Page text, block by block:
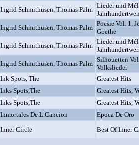
Ingrid Schmithüsen, Thomas Palm
Lieder und
Ingrid Schmithüsen, Thomas Palm
Poesie Vol. 1,
Goethe
Ingrid Schmithüsen, Thomas Palm
Lieder und
Ingrid Schmithüsen, Thomas Palm
Silhouetten
Volkslieder
Ink Spots, The
Greatest Hits
Inks Spots,The
Greatest Hits,
Inks Spots,The
Greatest Hits,
Inmortales De L.Cancion
Epoca De Oro
Inner Circle Best Of Inner